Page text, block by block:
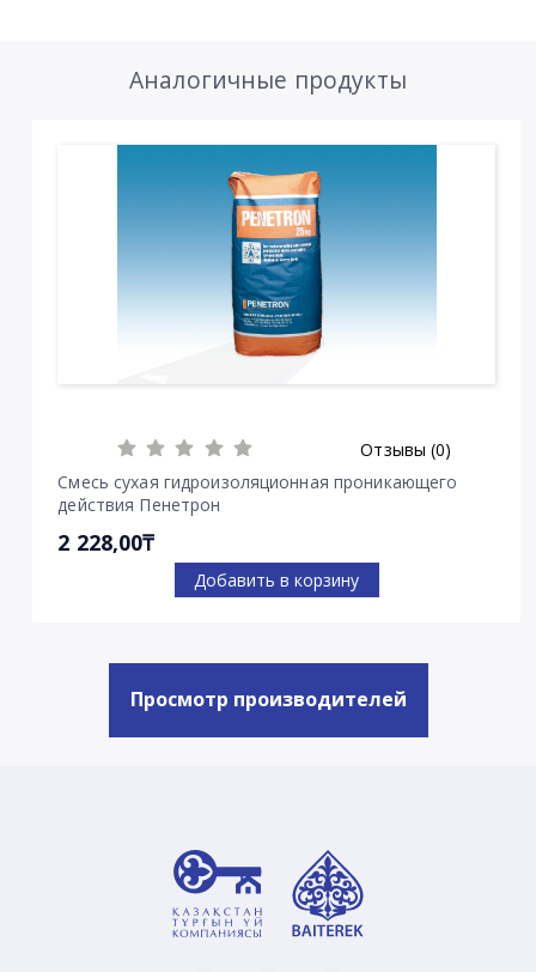
Аналогичные продукты
Отзывы (0)
Смесь сухая гидроизоляционная проникающего
действия Пенетрон
2 228,00₸
Добавить в корзину
Просмотр производителей